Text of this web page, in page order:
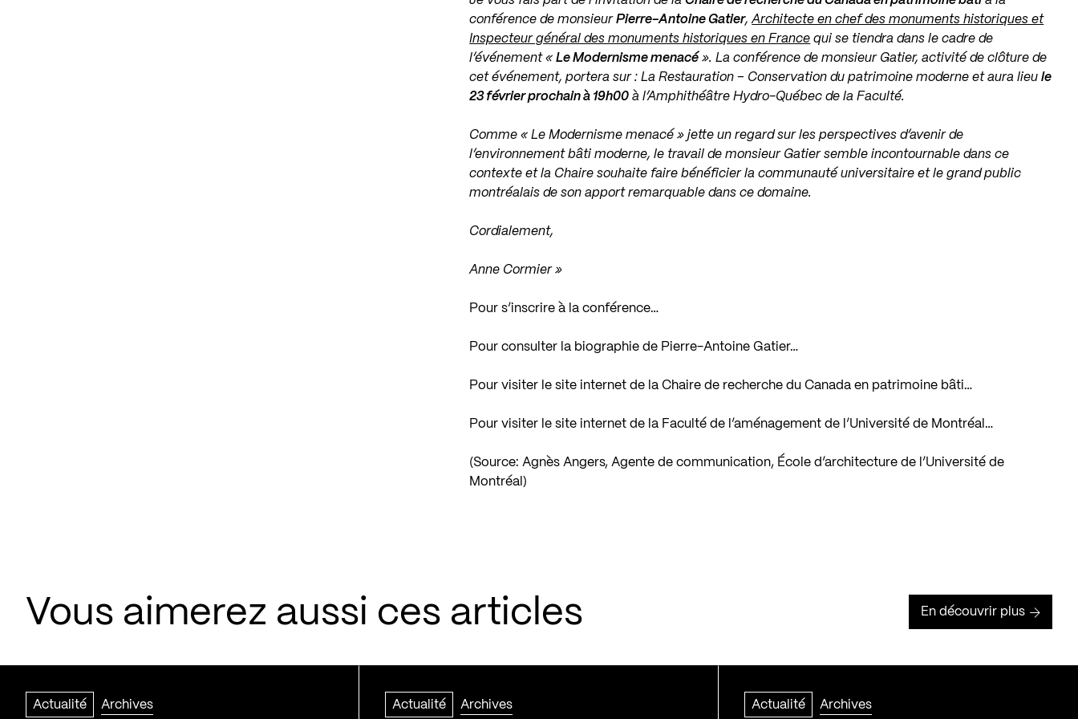
conférence de monsieurPierre-Antoine Gatier,Architecte en chef des monuments historiques et
Inspecteur général des monuments historiques en France qui se tiendra dans le cadre de
l’événement «Le Modernisme menacé ». La conférence de monsieur Gatier, activité de clôture de
cet événement, portera sur : La Restauration – Conservation du patrimoine moderne et aura lieule
23 février prochain à 19h00 à l’Amphithéâtre Hydro-Québec de la Faculté.
Comme « Le Modernisme menacé » jette un regard sur les perspectives d’avenir de
l’environnement bâti moderne, le travail de monsieur Gatier semble incontournable dans ce
contexte et la Chaire souhaite faire bénéficier la communauté universitaire et le grand public
montréalais de son apport remarquable dans ce domaine.
Cordialement,
Anne Cormier »
Pour s’inscrire à la conférence…
Pour consulter la biographie de Pierre-Antoine Gatier…
Pour visiter le site internet de la Chaire de recherche du Canada en patrimoine bâti…
Pour visiter le site internet de la Faculté de l’aménagement de l’Université de Montréal…
(Source: Agnès Angers, Agente de communication, École d’architecture de l’Université de
Montréal)
Vous aimerez aussi ces articles En découvrir plus
Actualité Archives Actualité Archives Actualité Archives